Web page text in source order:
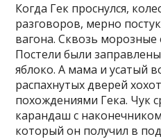
Когда Гек проснулся,
разговоров, мерно
вагона. Сквозь морозные
Постели были
яблоко. А мама и усатый
распахнутых дверей
похождениями Гека. Чук
карандаш с
который он получил в